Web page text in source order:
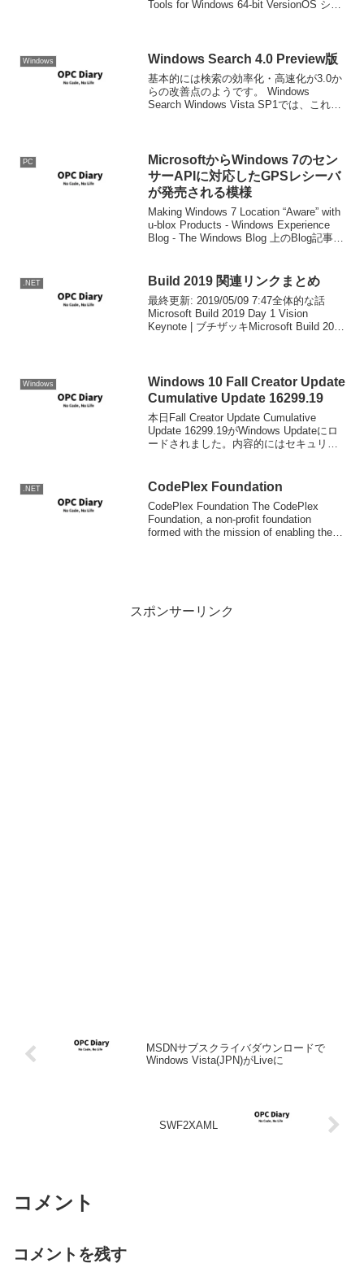
Tools for Windows 64-bit VersionOS シン
Windows Windows Search 4.0 Preview版
基本的には検索の効率化・高速化が3.0か
らの改善点のようです。 Windows
Search Windows Vista SP1では、これを
PC
MicrosoftからWindows 7のセン
サーAPIに対応したGPSレシーバ
が発売される模様
Making Windows 7 Location “Aware” with
u-blox Products - Windows Experience
Blog - The Windows Blog 上のBlog記事に
.NET Build 2019 関連リンクまとめ
最終更新: 2019/05/09 7:47全体的な話
Microsoft Build 2019 Day 1 Vision
Keynote | ブチザッキMicrosoft Build 2019
Windows
Windows 10 Fall Creator Update
Cumulative Update 16299.19
本日Fall Creator Update Cumulative
Update 16299.19がWindows Updateにロ
ードされました。内容的にはセキュリテ
バ...
.NET CodePlex Foundation
CodePlex Foundation The CodePlex
Foundation, a non-profit foundation
formed with the mission of enabling the
スポンサーリンク
MSDNサブスクライバダウンロードで
Windows Vista(JPN)がLiveに
SWF2XAML
コメント
コメントを残す